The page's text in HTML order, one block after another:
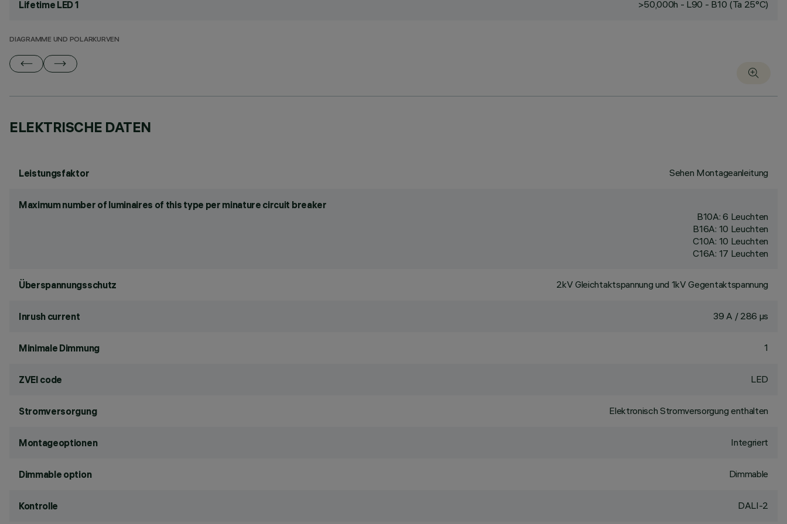
Lifetime LED 1 >50,000h - L90 - B10 (Ta 25°C)
DIAGRAMME UND POLARKURVEN
ELEKTRISCHE DATEN
Leistungsfaktor Sehen Montageanleitung
Maximum number of luminaires of this type per minature circuit breaker
B10A: 6 Leuchten
B16A: 10 Leuchten
C10A: 10 Leuchten
C16A: 17 Leuchten
Überspannungsschutz 2kV Gleichtaktspannung und 1kV Gegentaktspannung
Inrush current 39 A / 286 µs
Minimale Dimmung 1
ZVEI code LED
Stromversorgung Elektronisch Stromversorgung enthalten
Montageoptionen Integriert
Dimmable option Dimmable
Kontrolle DALI-2